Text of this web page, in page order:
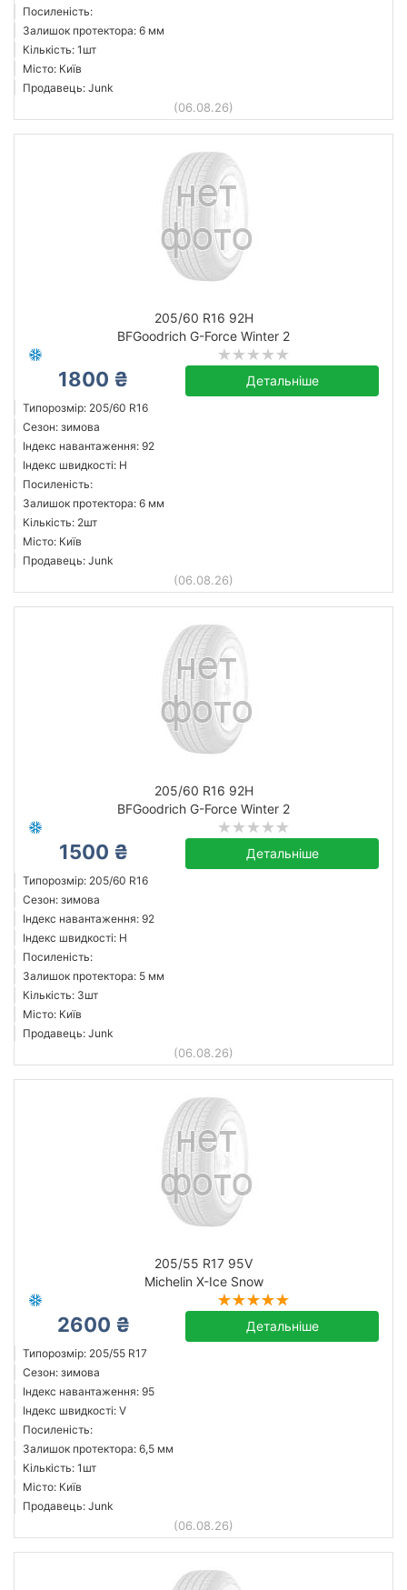
Посиленість:
Залишок протектора: 6 мм
Кількість: 1шт
Місто: Київ
Продавець: Junk
(06.08.26)
205/60 R16 92H
BFGoodrich G-Force Winter 2
1800 ₴ Детальніше
Типорозмір: 205/60 R16
Сезон: зимова
Індекс навантаження: 92
Індекс швидкості: H
Посиленість:
Залишок протектора: 6 мм
Кількість: 2шт
Місто: Київ
Продавець: Junk
(06.08.26)
205/60 R16 92H
BFGoodrich G-Force Winter 2
1500 ₴ Детальніше
Типорозмір: 205/60 R16
Сезон: зимова
Індекс навантаження: 92
Індекс швидкості: H
Посиленість:
Залишок протектора: 5 мм
Кількість: 3шт
Місто: Київ
Продавець: Junk
(06.08.26)
205/55 R17 95V
Michelin X-Ice Snow
2600 ₴ Детальніше
Типорозмір: 205/55 R17
Сезон: зимова
Індекс навантаження: 95
Індекс швидкості: V
Посиленість:
Залишок протектора: 6,5 мм
Кількість: 1шт
Місто: Київ
Продавець: Junk
(06.08.26)